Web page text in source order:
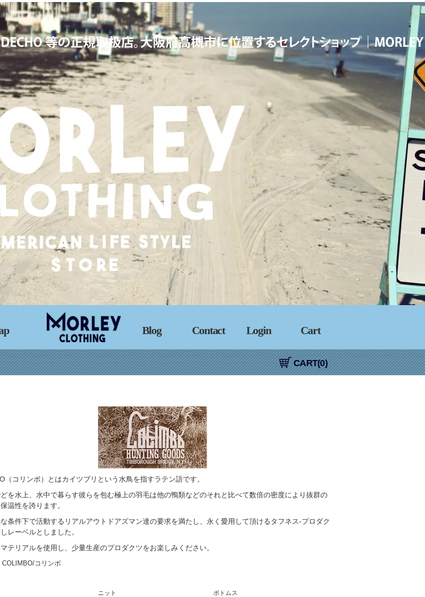
ーズ,LOOP&WEFT,ループ＆ウェフト
Blog Contact Login Cart
CART(0)
（コリンボ）とはカイツブリという水鳥を指すラテン語です。
を水上、水中で暮らす彼らを包む極上の羽毛は他の鴨類などのそれと比べて数倍の密度により抜群の
温性を誇ります。
条件下で活動するリアルアウトドアズマン達の要求を満たし、永く愛用して頂けるタフネス-プロダク
レーベルとしました。
テリアルを使用し、少量生産のプロダクツをお楽しみください。
COLIMBO/コリンボ
ニット
ボトムス